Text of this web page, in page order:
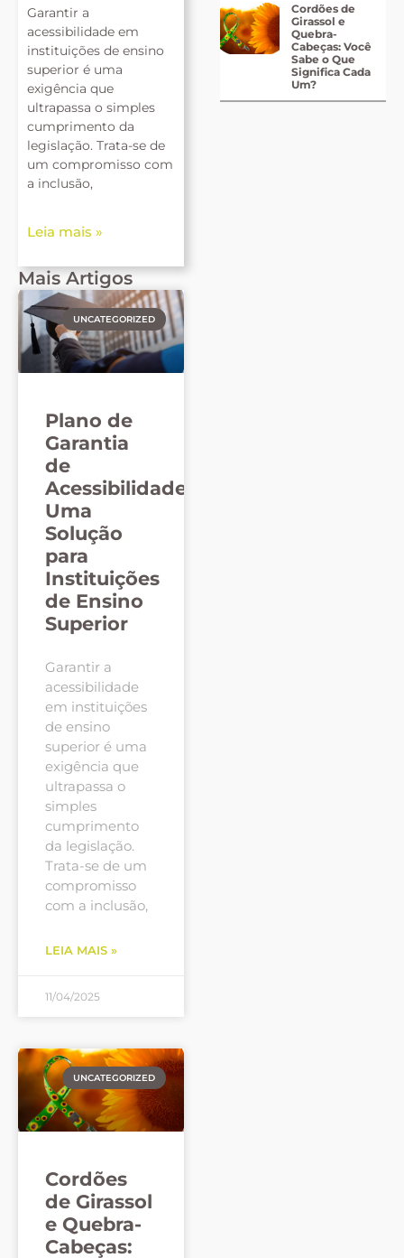
Garantir a
acessibilidade em
instituições de ensino
superior é uma
exigência que
ultrapassa o simples
cumprimento da
legislação. Trata-se de
um compromisso com
a inclusão,
Leia mais »
Mais Artigos
UNCATEGORIZED
Plano de
Garantia
de
Acessibilidade:
Uma
Solução
para
Instituições
de Ensino
Superior
Garantir a
acessibilidade
em instituições
de ensino
superior é uma
exigência que
ultrapassa o
simples
cumprimento
da legislação.
Trata-se de um
compromisso
com a inclusão,
LEIA MAIS »
11/04/2025
UNCATEGORIZED
Cordões
de Girassol
e Quebra-
Cabeças:
Cordões de
Girassol e
Quebra-
Cabeças: Você
Sabe o Que
Significa Cada
Um?